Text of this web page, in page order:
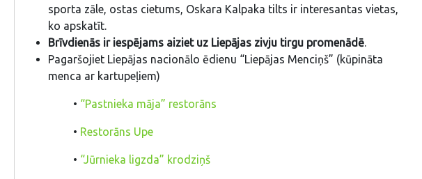
sporta zāle, ostas cietums, Oskara Kalpaka tilts ir interesantas vietas,
ko apskatīt.
Brīvdienās ir iespējams aiziet uz Liepājas zivju tirgu promenādē.
Pagaršojiet Liepājas nacionālo ēdienu “Liepājas Menciņš” (kūpināta
menca ar kartupeļiem)
• “Pastnieka māja” restorāns
• Restorāns Upe
• “Jūrnieka ligzda” krodziņš